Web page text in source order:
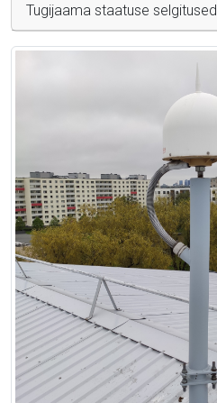
Tugijaama staatuse selgitused